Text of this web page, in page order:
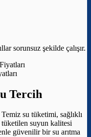
sorunsuz şekilde çalışır.
Tercih
su tüketimi, sağlıklı
suyun kalitesi
güvenilir bir su arıtma